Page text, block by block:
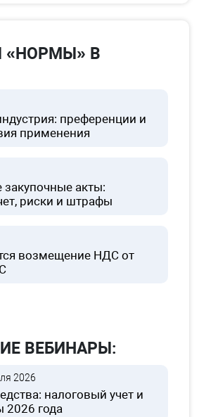
«НОРМЫ» В
преференции и
применения
акты:
риски и штрафы
возмещение НДС от
ВЕБИНАРЫ:
2026
налоговый учет и
года